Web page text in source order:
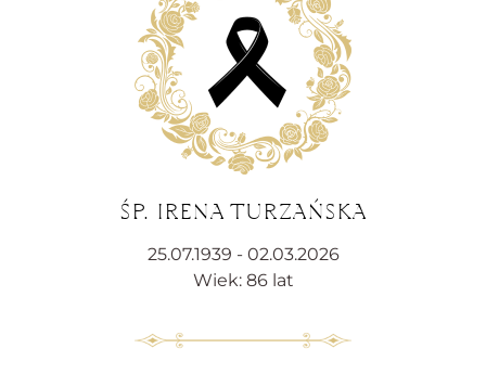
ŚP. IRENA TURZAŃSKA
25.07.1939 - 02.03.2026
Wiek: 86 lat